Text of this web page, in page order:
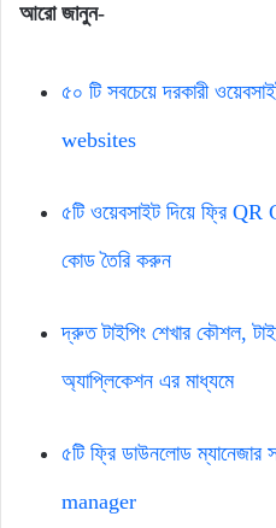
আরো জানুন-
৫০ টি সবচেয়ে দরকারী
websites
৫টি ওয়েবসাইট দিয়ে ফ্রি
কোড তৈরি করুন
দ্রুত টাইপিং শেখার কৌশল,
অ্যাপ্লিকেশন এর মাধ্যমে
৫টি ফ্রি ডাউনলোড
manager